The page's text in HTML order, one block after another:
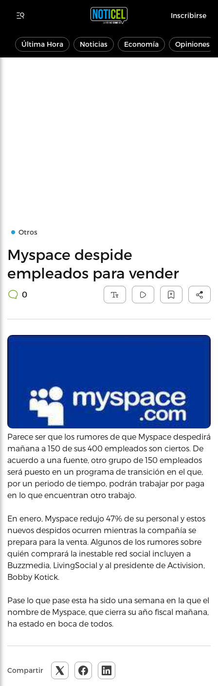
Inscribirse
Última Hora Noticias Economía Opiniones
Otros
Myspace despide
empleados para vender
0
Parece ser que los rumores de que Myspace despedirá
mañana a 150 de sus 400 empleados son ciertos. De
acuerdo a una fuente, otro grupo de 150 empleados
será puesto en un programa de transición en el que,
por un periodo de tiempo, podrán trabajar por paga
en lo que encuentran otro trabajo.
En enero, Myspace redujo 47% de su personal y estos
nuevos despidos ocurren mientras la compañía se
prepara para la venta. Algunos de los rumores sobre
quién comprará la inestable red social incluyen a
Buzzmedia, LivingSocial y al presidente de Activision,
Bobby Kotick.
Pase lo que pase esta ha sido una semana en la que el
nombre de Myspace, que cierra su año fiscal mañana,
ha estado en boca de todos.
Compartir